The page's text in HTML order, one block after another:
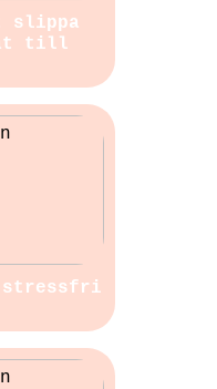
slippa
till
stressfri